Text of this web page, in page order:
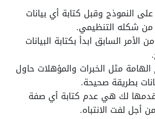
النموذج وقبل كتابة أي بيانات
من شكله التنظيمي.
الأمر السابق ابدأ بكتابة البيانات
مثل الخبرات والمؤهلات حاول
بطريقة صحيحة.
لك هي عدم كتابة أي صفة
أجل لفت الانتباه.